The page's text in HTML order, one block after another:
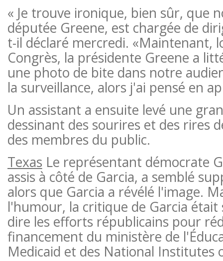
« Je trouve ironique, bien sûr, que
députée Greene, est chargée de
t-il déclaré mercredi. «Maintenant,
Congrès, la présidente Greene a
une photo de bite dans notre
la surveillance, alors j'ai pensé en
Un assistant a ensuite levé une
dessinant des sourires et des rires
des membres du public.
TexasLe représentant démocrate
assis à côté de Garcia, a semblé
alors que Garcia a révélé l'image.
l'humour, la critique de Garcia était
dire les efforts républicains pour
financement du ministère de
Medicaid et des National Institutes